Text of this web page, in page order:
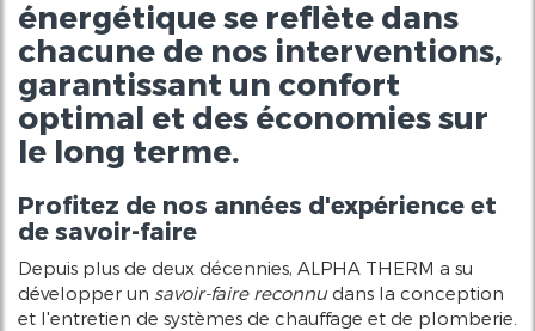
énergétique se reflète dans
chacune de nos interventions,
garantissant un confort
optimal et des économies sur
le long terme.
Profitez de nos années d'expérience et
de savoir-faire
Depuis plus de deux décennies, ALPHA THERM a su
développer un savoir-faire reconnudans la conception
et l'entretien de systèmes de chauffage et de plomberie.